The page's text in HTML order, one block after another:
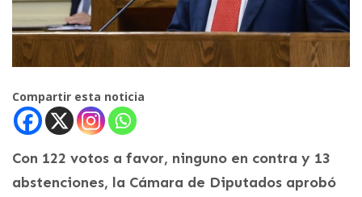
Compartir esta noticia
Con 122 votos a favor, ninguno en contra y 13
abstenciones, la Cámara de Diputados aprobó